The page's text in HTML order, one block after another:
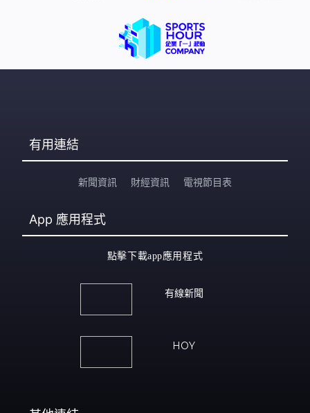
有用連結
新聞資訊 財經資訊 電視節目表
App 應用程式
點擊下載app應用程式
有線新聞
HOY